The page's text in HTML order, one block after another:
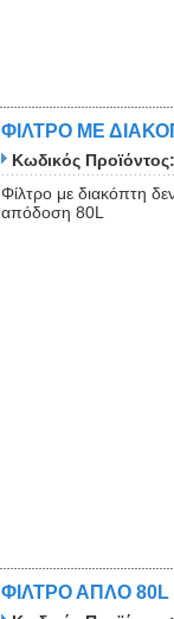
ΦΙΛΤΡΟ ΜΕ
Κωδικός Προϊόντος:
Φίλτρο με διακόπτη
απόδοση 80L
ΦΙΛΤΡΟ ΑΠΛΟ 80L